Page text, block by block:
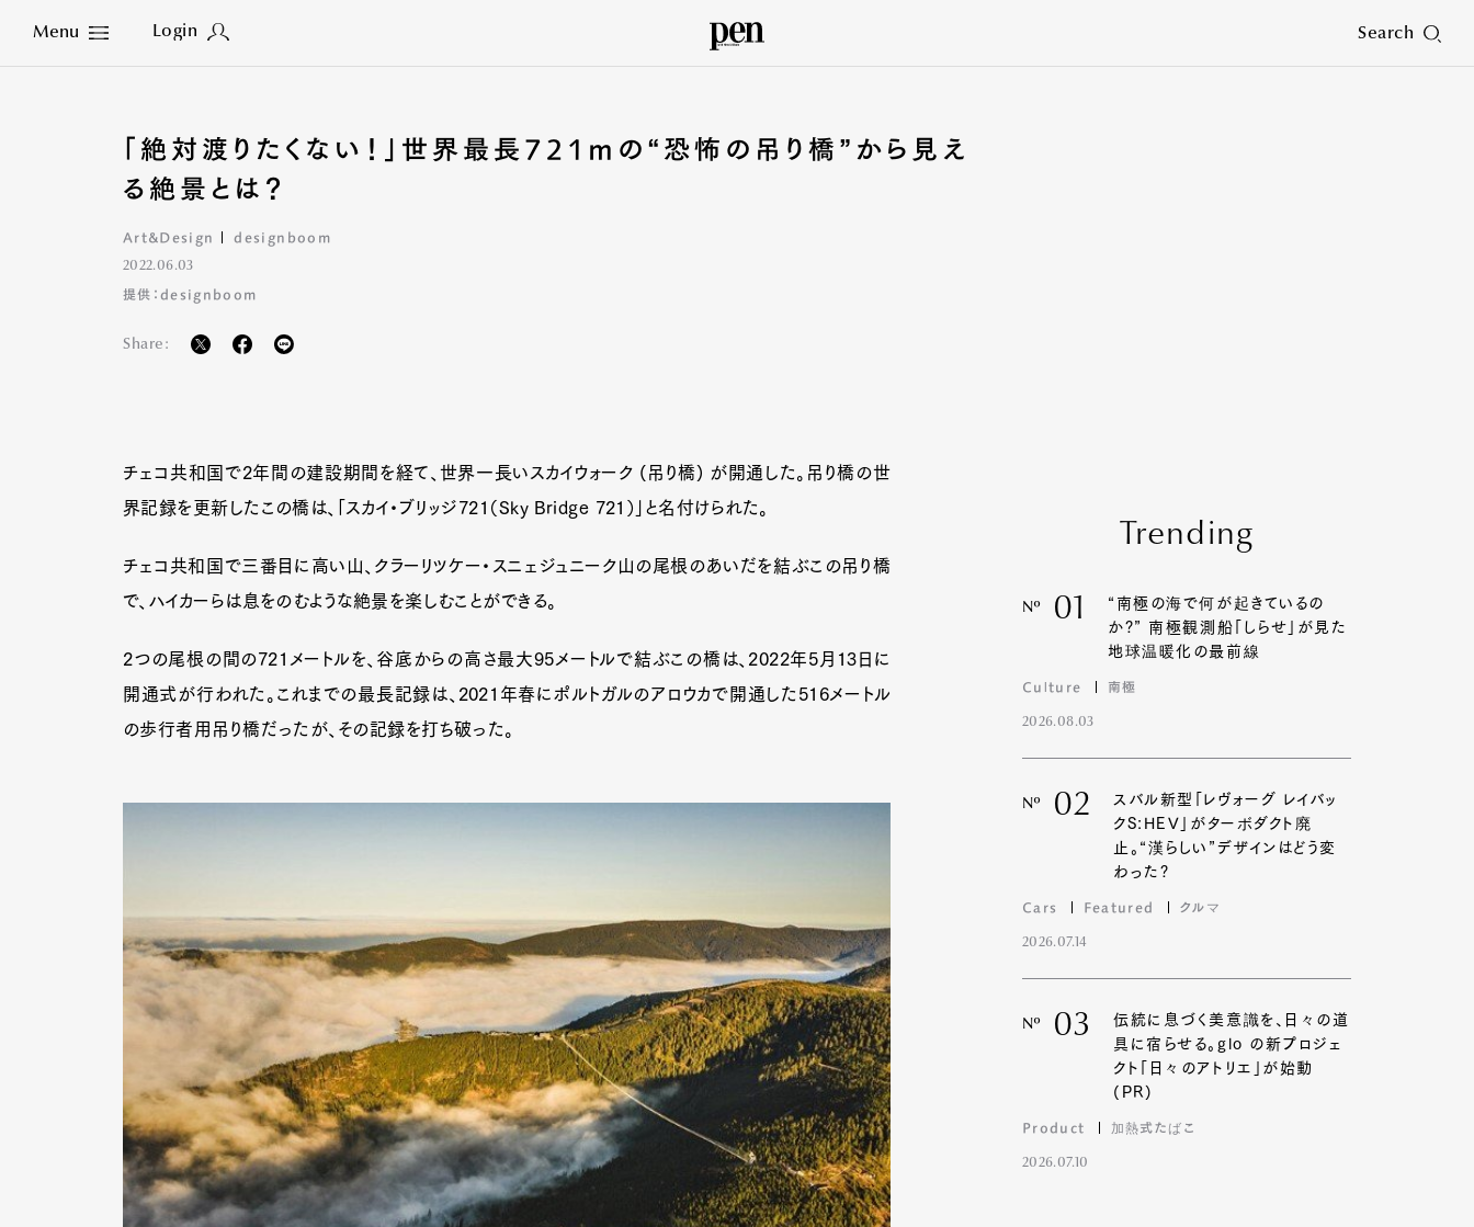
Menu Login Search
Close
「絶対渡りたくない！」世界最長721mの“恐怖の吊り橋”から見え
る絶景とは？
Art&Design designboom
2022.06.03
提供：designboom
Share:
チェコ共和国で2年間の建設期間を経て、世界一長いスカイウォーク (吊り橋) が開通した。吊り橋の世
界記録を更新したこの橋は、「スカイ・ブリッジ721（Sky Bridge 721）」と名付けられた。
チェコ共和国で三番目に高い山、クラーリツケー・スニェジュニーク山の尾根のあいだを結ぶこの吊り橋
で、ハイカーらは息をのむような絶景を楽しむことができる。
2つの尾根の間の721メートルを、谷底からの高さ最大95メートルで結ぶこの橋は、2022年5月13日に
開通式が行われた。これまでの最長記録は、2021年春にポルトガルのアロウカで開通した516メートル
の歩行者用吊り橋だったが、その記録を打ち破った。
Trending
Nº 01
“南極の海で何が起きているの
か?” 南極観測船「しらせ」が見た
地球温暖化の最前線
Culture 南極
2026.08.03
Nº 02
スバル新型「レヴォーグ レイバッ
クS:HEV」がターボダクト廃
止。“漢らしい”デザインはどう変
わった?
Cars Featured クルマ
2026.07.14
Nº 03
伝統に息づく美意識を、日々の道
具に宿らせる。glo の新プロジェ
クト「日々のアトリエ」が始動
(PR)
Product 加熱式たばこ
2026.07.10